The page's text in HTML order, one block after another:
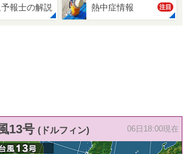
報士の解説 熱中症情報 注目
13号 (ドルフィン) 06日18:00現在